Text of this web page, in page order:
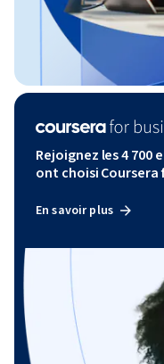
Rejoignez les 4
ont choisi Coursera
En savoir plus